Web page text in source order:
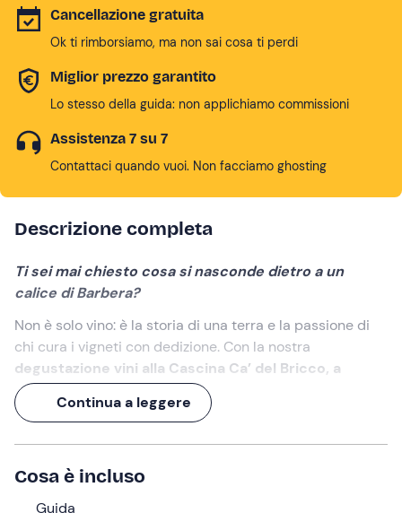
Cancellazione gratuita
Ok ti rimborsiamo, ma non sai cosa ti perdi
Miglior prezzo garantito
Lo stesso della guida: non applichiamo commissioni
Assistenza 7 su 7
Contattaci quando vuoi. Non facciamo ghosting
Descrizione completa
Ti sei mai chiesto cosa si nasconde dietro a un
calice di Barbera?
Non è solo vino: è la storia di una terra e la passione di
chi cura i vigneti con dedizione. Con la nostra
degustazione vini alla Cascina Ca’ del Bricco, a
Costigliole d'Asti,avrai l'occasione di scoprirlo: con
metodi biologici e un amore genuino per la terra, qui si
Un'esperienza di
dimenticherai facilmente!
Continua a leggere
Cosa è incluso
Guida